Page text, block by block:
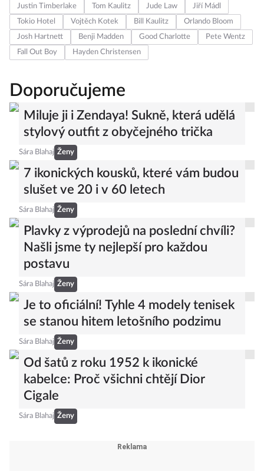
Justin Timberlake
Tom Kaulitz Jude Law
Jiří Mádl
Tokio Hotel
Vojtěch Kotek Bill Kaulitz
Orlando Bloom
Josh Hartnett
Benji Madden Good Charlotte
Pete Wentz
Fall Out Boy
Hayden Christensen
Doporučujeme
Miluje ji i Zendaya! Sukně, která udělá
stylový outfit z obyčejného trička
Sára Blahaj Ženy
7 ikonických kousků, které vám budou
slušet ve 20 i v 60 letech
Sára Blahaj Ženy
Plavky z výprodejů na poslední chvíli?
Našli jsme ty nejlepší pro každou
postavu
Sára Blahaj Ženy
Je to oficiální! Tyhle 4 modely tenisek
se stanou hitem letošního podzimu
Sára Blahaj Ženy
Od šatů z roku 1952 k ikonické
kabelce: Proč všichni chtějí Dior
Cigale
Sára Blahaj Ženy